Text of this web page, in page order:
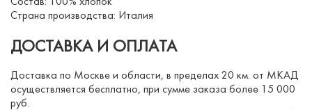
Страна производства: Италия
ДОСТАВКА И ОПЛАТА
Доставка по Москве и области, в пределах 20 км. от МКАД
осуществляется бесплатно, при сумме заказа более 15 000
руб.